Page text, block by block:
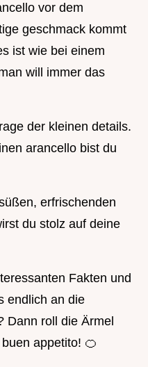
vor dem
geschmack kommt
ist wie bei einem
will immer das
der kleinen details.
arancello bist du
erfrischenden
du stolz auf deine
Fakten und
endlich an die
Dann roll die Ärmel
appetito! 🍊